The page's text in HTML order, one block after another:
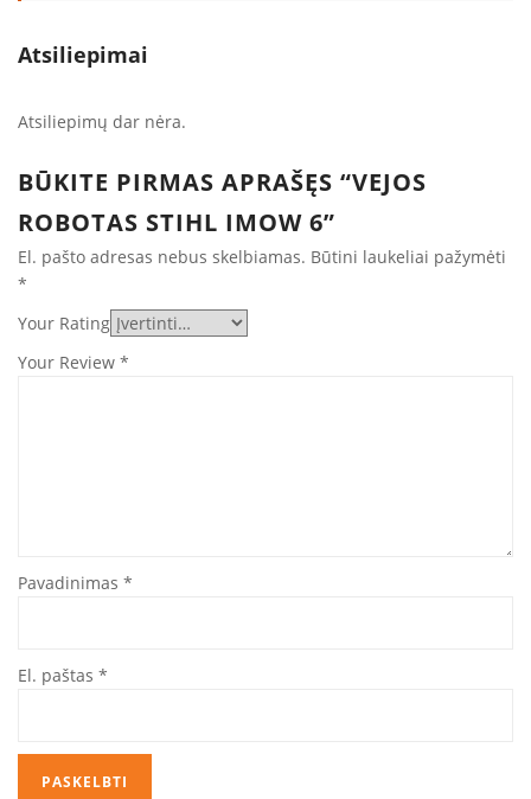
Atsiliepimai
Atsiliepimų dar nėra.
BŪKITE PIRMAS APRAŠĘS “VEJOS
ROBOTAS STIHL IMOW 6”
El. pašto adresas nebus skelbiamas. Būtini laukeliai pažymėti
*
Your Rating
Your Review *
Pavadinimas *
El. paštas *